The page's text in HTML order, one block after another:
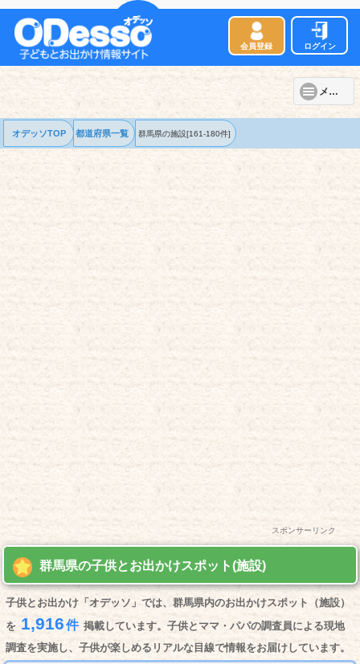
会員登録 ログイン
メニュー
オデッソTOP 都道府県一覧 群馬県の施設[161-180件]
スポンサーリンク
群馬県の子供とお出かけスポット(施設)
子供とお出かけ「オデッソ」では、群馬県内のお出かけスポット（施設）
を 1,916件 掲載しています。子供とママ・パパの調査員による現地
調査を実施し、子供が楽しめるリアルな目線で情報をお届けしています。